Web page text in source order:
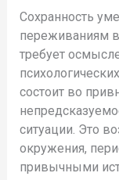
Сохранность
переживаниям
требует
состоит во
ситуации. Это
окружения,
привычными